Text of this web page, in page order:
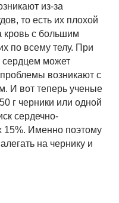
из-за
то есть их плохой
кровь с большим
по всему телу. При
может
возникают с
И вот теперь ученые
г черники или одной
сердечно-
15%. Именно поэтому
на чернику и